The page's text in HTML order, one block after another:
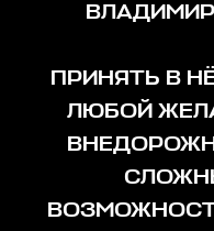
ПРИНЯТЬ В
ЛЮБОЙ